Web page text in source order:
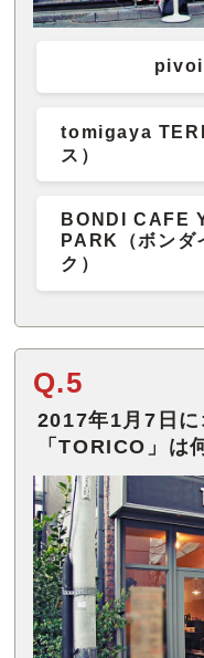
tomigaya
ス）
BONDI CAFE
PARK（ボンダ
ク）
Q.5
2017年1月7日
「TORICO」は